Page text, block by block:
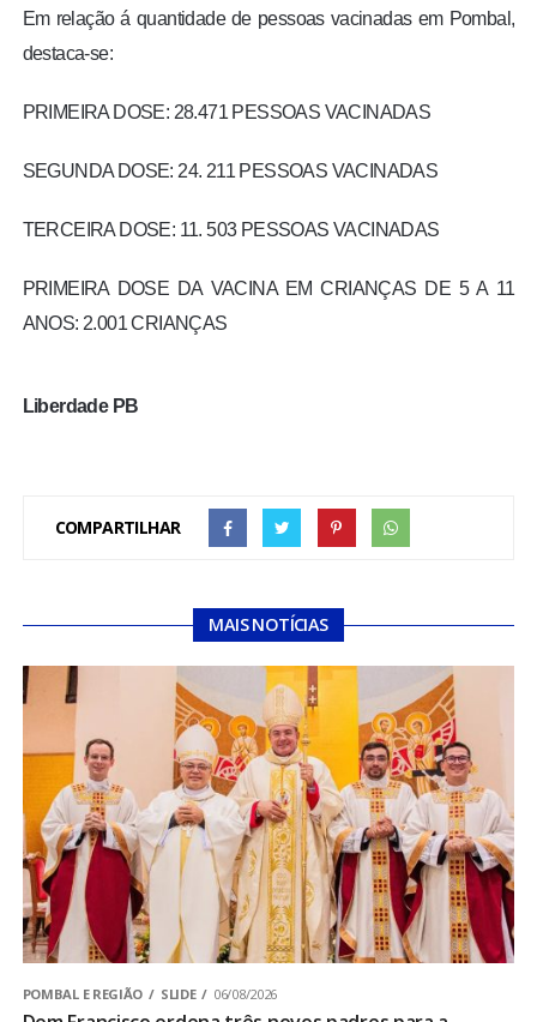
Em relação á quantidade de pessoas vacinadas em Pombal,
destaca-se:
PRIMEIRA DOSE: 28.471 PESSOAS VACINADAS
SEGUNDA DOSE: 24. 211 PESSOAS VACINADAS
TERCEIRA DOSE: 11. 503 PESSOAS VACINADAS
PRIMEIRA DOSE DA VACINA EM CRIANÇAS DE 5 A 11
ANOS: 2.001 CRIANÇAS
Liberdade PB
COMPARTILHAR
MAIS NOTÍCIAS
POMBAL E REGIÃO SLIDE 06/08/2026